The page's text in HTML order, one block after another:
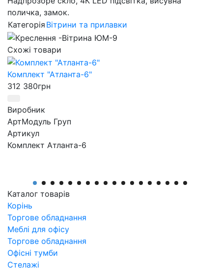
поличка, замок.
Категорія Вітрини та прилавки
Схожі товари
Комплект "Атланта-6"
312 380грн
Виробник
АртМодуль Груп
Артикул
Комплект Атланта-6
Каталог товарів
Корінь
Торгове обладнання
Меблі для офісу
Торгове обладнання
Офісні тумби
Стелажі